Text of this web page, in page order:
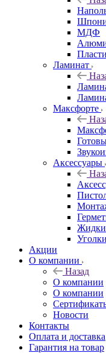
МДФ
Ламинат
Максфорте
Аксессуары
Акции
О компании
Назад
О компании
О компании
Новости
Контакты
Оплата и доставка
Гарантия на товар